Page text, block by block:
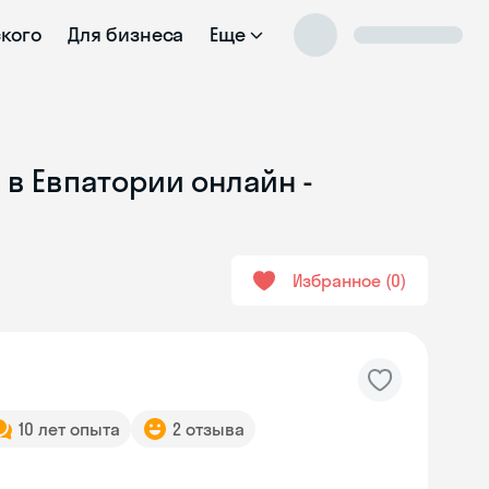
Для бизнеса Еще
Евпатории онлайн -
Избранное 0
10 лет опыта 2 отзыва